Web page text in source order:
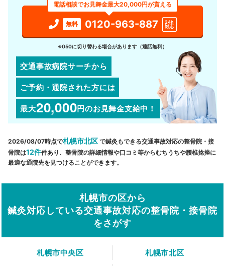
電話相談でお見舞金最大20,000円が貰える
無料 0120-963-887
24h
対応
※050に切り替わる場合があります（通話無料）
交通事故病院サーチから
ご予約・通院された方には
最大20,000円のお見舞金支給中！
2026/08/07時点で札幌市北区 で鍼灸もできる交通事故対応の整骨院・接
骨院は12件件あり、整骨院の詳細情報や口コミ等からむちうちや腰椎捻挫に
最適な通院先を見つけることができます。
札幌市の区から
鍼灸対応している交通事故対応の整骨院・接骨院
をさがす
札幌市中央区
札幌市北区